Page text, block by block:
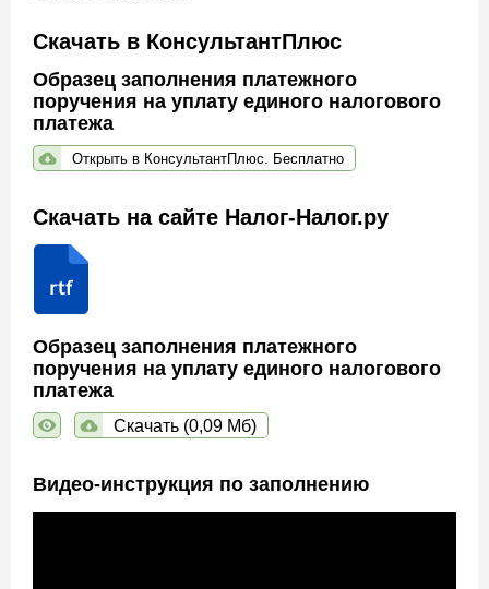
Скачать в КонсультантПлюс
Образец заполнения платежного
поручения на уплату единого налогового
платежа
Открыть в КонсультантПлюс. Бесплатно
Скачать на сайте Налог-Налог.ру
Образец заполнения платежного
поручения на уплату единого налогового
платежа
Скачать (0,09 Мб)
Видео-инструкция по заполнению